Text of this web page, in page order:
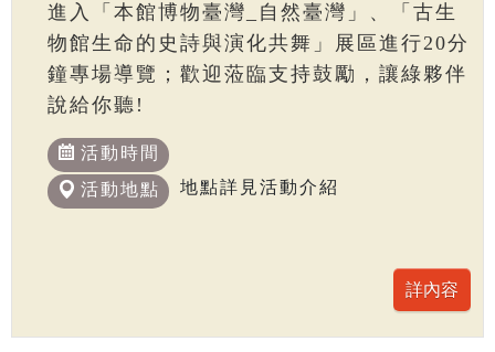
進入「本館博物臺灣_自然臺灣」、「古生
物館生命的史詩與演化共舞」展區進行20分
鐘專場導覽；歡迎蒞臨支持鼓勵，讓綠夥伴
說給你聽!
活動時間
活動地點
地點詳見活動介紹